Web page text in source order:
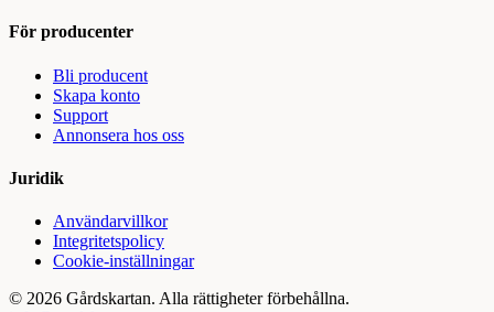
För producenter
Bli producent
Skapa konto
Support
Annonsera hos oss
Juridik
Användarvillkor
Integritetspolicy
Cookie-inställningar
© 2026 Gårdskartan. Alla rättigheter förbehållna.